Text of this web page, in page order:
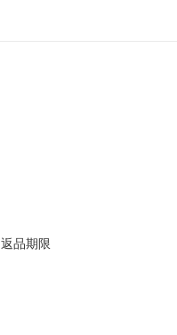
返品期限